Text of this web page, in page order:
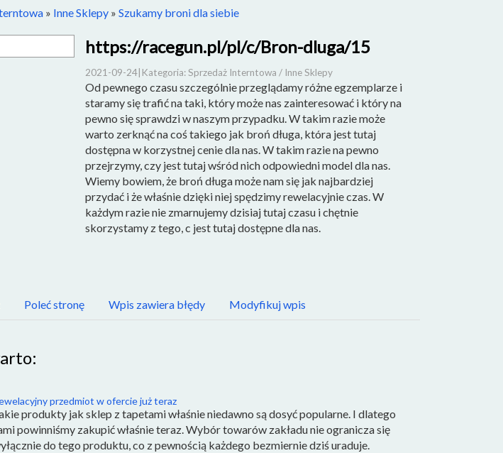
» Inne Sklepy » Szukamy broni dla siebie
https://racegun.pl/pl/c/Bron-dluga/15
2021-09-24 Kategoria: Sprzedaż Interntowa / Inne Sklepy
Od pewnego czasu szczególnie przeglądamy różne egzemplarze i
staramy się trafić na taki, który może nas zainteresować i który na
pewno się sprawdzi w naszym przypadku. W takim razie może
warto zerknąć na coś takiego jak broń długa, która jest tutaj
dostępna w korzystnej cenie dla nas. W takim razie na pewno
przejrzymy, czy jest tutaj wśród nich odpowiedni model dla nas.
Wiemy bowiem, że broń długa może nam się jak najbardziej
przydać i że właśnie dzięki niej spędzimy rewelacyjnie czas. W
każdym razie nie zmarnujemy dzisiaj tutaj czasu i chętnie
skorzystamy z tego, c jest tutaj dostępne dla nas.
Poleć stronę Wpis zawiera błędy Modyfikuj wpis
przedmiot w ofercie już teraz
produkty jak sklep z tapetami właśnie niedawno są dosyć popularne. I dlatego
powinniśmy zakupić właśnie teraz. Wybór towarów zakładu nie ogranicza się
do tego produktu, co z pewnością każdego bezmiernie dziś uraduje.